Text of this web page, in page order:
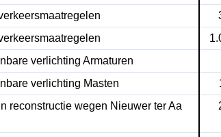
verlichting Armaturen
verlichting Masten
reconstructie wegen Nieuwer ter Aa